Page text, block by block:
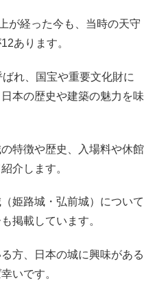
が経った今も、当時の天守
あります。
れ、国宝や重要文化財に
本の歴史や建築の魅力を味
特徴や歴史、入場料や休館
介します。
姫路城・弘前城）について
掲載しています。
方、日本の城に興味がある
いです。